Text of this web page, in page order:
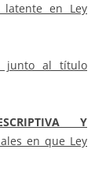
latente en Ley
junto al título
Y
en que Ley